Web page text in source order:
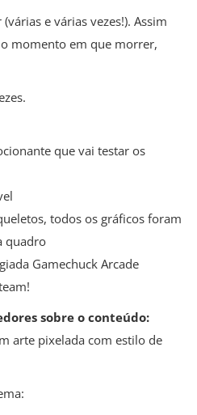
e várias vezes!). Assim
momento em que morrer,
que vai testar os
todos os gráficos foram
quadro
Gamechuck Arcade
sobre o conteúdo:
arte pixelada com estilo de